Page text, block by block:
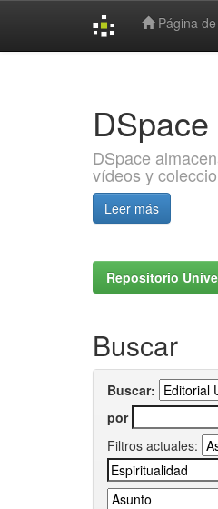
Página de
DSpace
DSpace
vídeos y
Leer más
Repositorio
Buscar
Buscar:
por
Filtros actuales: